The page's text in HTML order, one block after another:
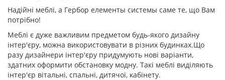
Надійні меблі, а Гербор елементы системы саме те, що Вам
потрібно!
Меблі є дуже важливим предметом будь-якого дизайну
інтер'єру, можна використовувати в різних будинках.Що
разу дизайнери інтер'єру придумують нові варіанти,
здатних оформити обстановку модну. Такі меблі виділяють
інтер'єр вітальні, спальні, дитячої, кабінету.